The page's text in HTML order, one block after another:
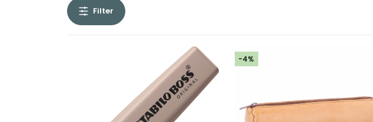
Filter
-4%